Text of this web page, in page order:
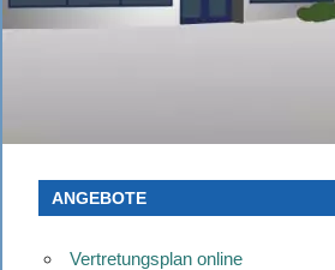
ANGEBOTE
Vertretungsplan online